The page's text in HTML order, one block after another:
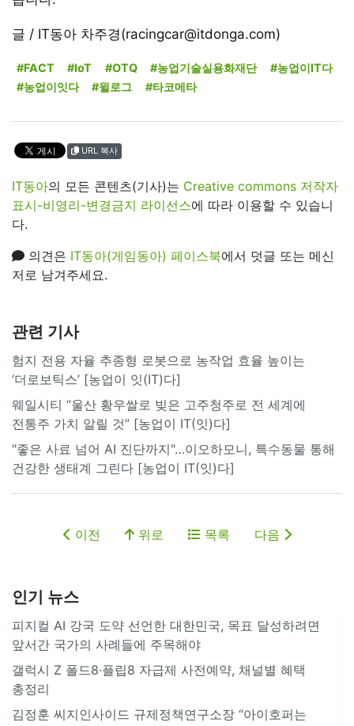
글 / IT동아 차주경(racingcar@itdonga.com)
#FACT #IoT #OTQ #농업기술실용화재단
#농업이IT다
#농업이잇다
#윌로그 #타코메타
URL 복사
IT동아의 모든 콘텐츠(기사)는 Creative commons 저작자
표시-비영리-변경금지 라이선스에 따라 이용할 수 있습니
다.
의견은 IT동아(게임동아) 페이스북에서 덧글 또는 메신
저로 남겨주세요.
관련 기사
험지 전용 자율 추종형 로봇으로 농작업 효율 높이는
‘더로보틱스’ [농업이 잇(IT)다]
웨일시티 “울산 황우쌀로 빚은 고주청주로 전 세계에
전통주 가치 알릴 것” [농업이 IT(잇)다]
"좋은 사료 넘어 AI 진단까지"…이오하모니, 특수동물 통해
건강한 생태계 그린다 [농업이 IT(잇)다]
이전 위로 목록 다음
인기 뉴스
피지컬 AI 강국 도약 선언한 대한민국, 목표 달성하려면
앞서간 국가의 사례들에 주목해야
갤럭시 Z 폴드8·플립8 자급제 사전예약, 채널별 혜택
총정리
김정훈 씨지인사이드 규제정책연구소장 “아이호퍼는